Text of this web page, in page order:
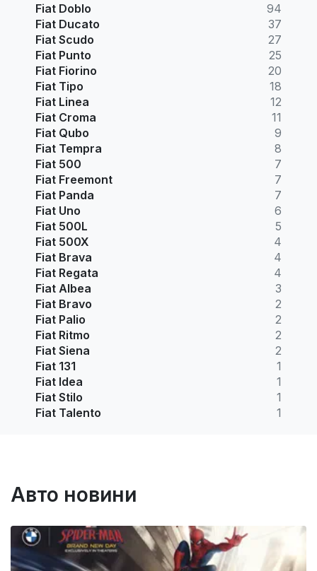
Fiat Doblo
94
Fiat Ducato
37
Fiat Scudo
27
Fiat Punto
25
Fiat Fiorino
20
Fiat Tipo
18
Fiat Linea
12
Fiat Croma
11
Fiat Qubo
9
Fiat Tempra
8
Fiat 500
7
Fiat Freemont
7
Fiat Panda
7
Fiat Uno
6
Fiat 500L
5
Fiat 500X
4
Fiat Brava
4
Fiat Regata
4
Fiat Albea
3
Fiat Bravo
2
Fiat Palio
2
Fiat Ritmo
2
Fiat Siena
2
Fiat 131
1
Fiat Idea
1
Fiat Stilo
1
Fiat Talento
1
Авто новини